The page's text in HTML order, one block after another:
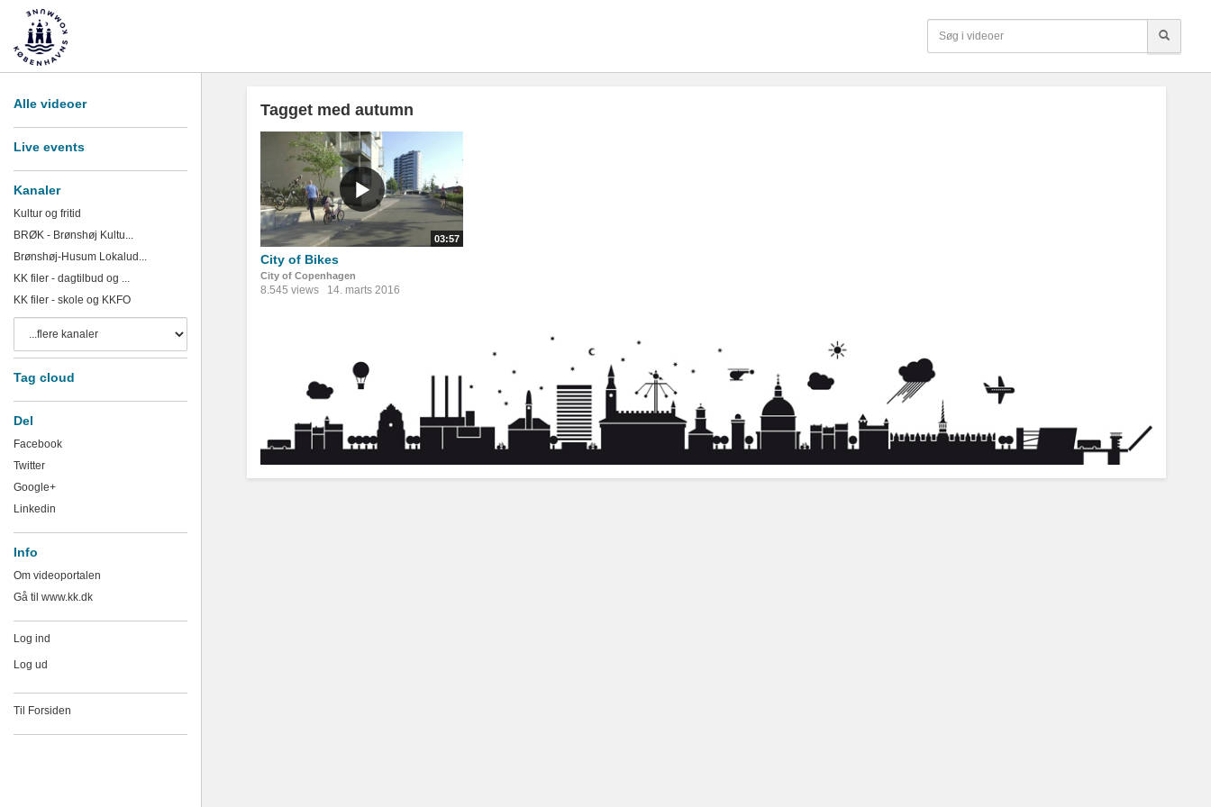
Alle videoer
Live events
Kanaler
Kultur og fritid
BRØK - Brønshøj Kultu...
Brønshøj-Husum Lokalud...
KK filer - dagtilbud og ...
KK filer - skole og KKFO
Tag cloud
Del
Facebook
Twitter
Google+
Linkedin
Info
Om videoportalen
Gå til www.kk.dk
Log ind
Log ud
Til Forsiden
Tagget med autumn
03:57
City of Bikes
City of Copenhagen
8.545 views 14. marts 2016